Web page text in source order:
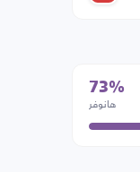
73%
هانوفر